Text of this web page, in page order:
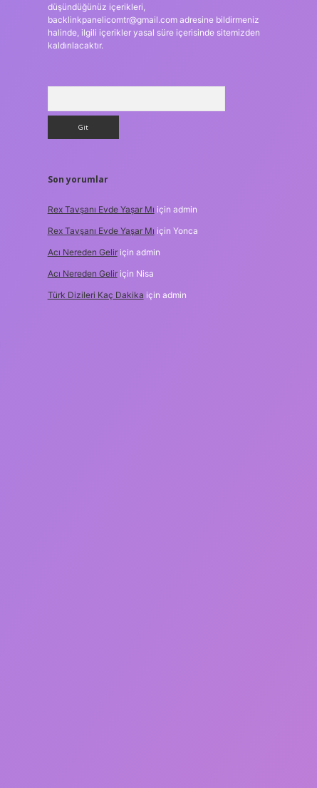
düşündüğünüz içerikleri,
backlinkpanelicomtr@gmail.comadresine bildirmeniz
halinde, ilgili içerikler yasal süre içerisinde sitemizden
kaldırılacaktır.
Son yorumlar
Rex Tavşanı Evde Yaşar Mı için admin
Rex Tavşanı Evde Yaşar Mı için Yonca
Acı Nereden Geliriçin admin
Acı Nereden Geliriçin Nisa
Türk Dizileri Kaç Dakika için admin